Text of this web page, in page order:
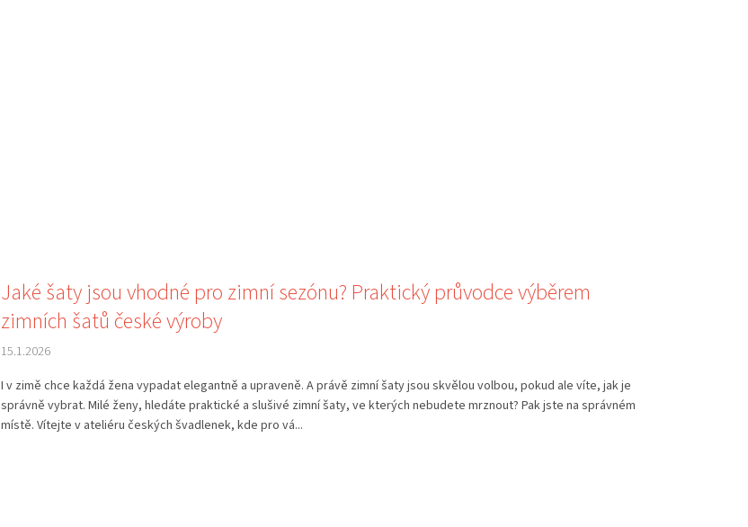
Jaké šaty jsou vhodné pro zimní sezónu? Praktický průvodce výběrem
zimních šatů české výroby
15.1.2026
I v zimě chce každá žena vypadat elegantně a upraveně. A právě zimní šaty jsou skvělou volbou, pokud ale víte, jak je
správně vybrat. Milé ženy, hledáte praktické a slušivé zimní šaty, ve kterých nebudete mrznout? Pak jste na správném
místě. Vítejte v ateliéru českých švadlenek, kde pro vá...